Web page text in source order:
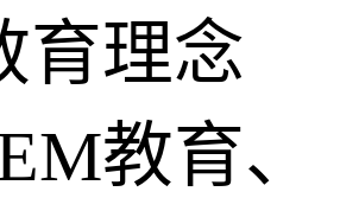
育理念
教育、